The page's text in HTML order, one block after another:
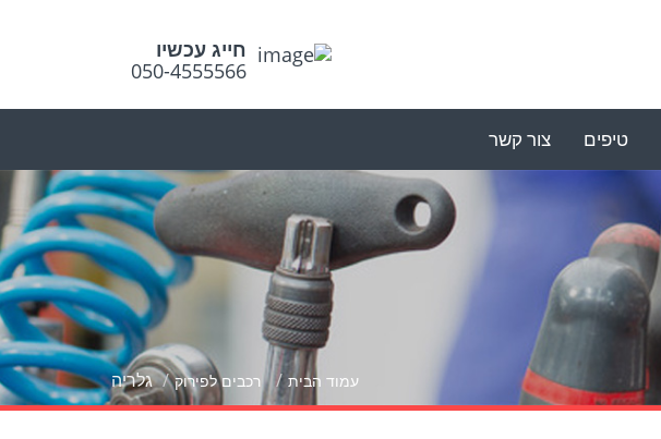
חייג עכשיו
050-4555566
טיפים צור קשר
עמוד הבית רכבים לפירוק גלריה